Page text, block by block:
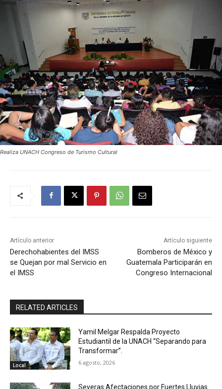
Realiza UNACH Congreso de Turismo Cultural
Artículo anterior
Derechohabientes del IMSS
se Quejan por mal Servicio en
el IMSS
Artículo siguiente
Bomberos de México y
Guatemala Participarán en
Congreso Internacional
RELATED ARTICLES
Local
Yamil Melgar Respalda Proyecto
Estudiantil de la UNACH “Separando para
Transformar”.
6 agosto, 2026
Severas Afectaciones por Fuertes Lluvias